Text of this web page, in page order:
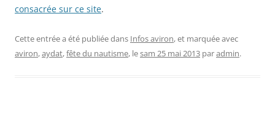
consacrée sur ce site.
Cette entrée a été publiée dans Infos aviron, et marquée avec
aviron,aydat,fête du nautisme, lesam 25 mai 2013 paradmin.